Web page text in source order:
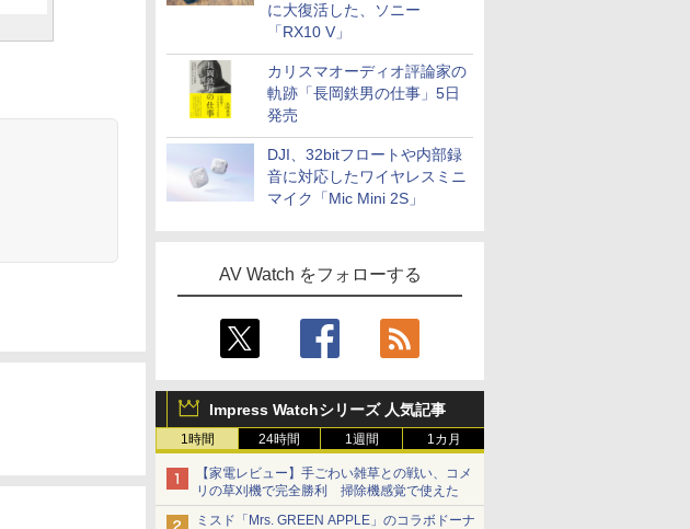
に大復活した、ソニー
「RX10 V」
カリスマオーディオ評論家の
軌跡「長岡鉄男の仕事」5日
発売
DJI、32bitフロートや内部録
音に対応したワイヤレスミニ
マイク「Mic Mini 2S」
AV Watch をフォローする
Impress Watchシリーズ 人気記事
1時間 24時間 1週間 1カ月
【家電レビュー】手ごわい雑草との戦い、コメ
リの草刈機で完全勝利 掃除機感覚で使えた
ミスド「Mrs. GREEN APPLE」のコラボドーナ